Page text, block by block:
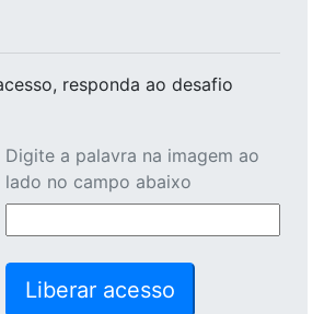
, responda ao desafio
Digite a palavra na imagem ao
lado no campo abaixo